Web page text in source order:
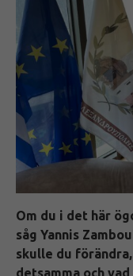
Om du i det här
såg Yannis
skulle du
detsamma och